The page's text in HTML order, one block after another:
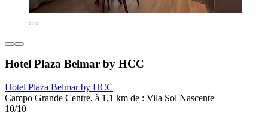
Hotel Plaza Belmar by HCC
Hotel Plaza Belmar by HCC
Campo Grande Centre, à 1,1 km de : Vila Sol Nascente
10/10